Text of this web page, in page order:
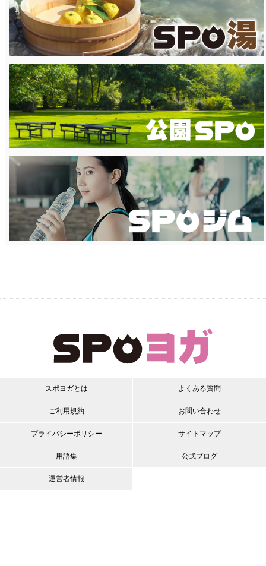
スポヨガとは
ご利用規約
プライバシーポリシー
用語集
運営者情報
よくある質問
お問い合わせ
サイトマップ
公式ブログ